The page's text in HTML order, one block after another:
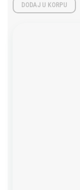
DODAJ U KORPU